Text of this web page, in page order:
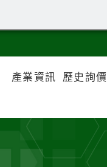
產業資訊 歷史詢價